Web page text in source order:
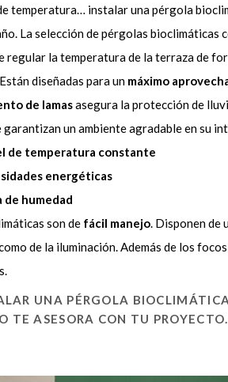
temperatura… instalar una pérgola
La selección de pérgolas bioclimáticas
regular la temperatura de la terraza de
diseñadas para un máximo
de lamasasegura la protección de
un ambiente agradable en su
de temperatura constante
energéticas
de humedad
son de fácil manejo. Disponen de
de la iluminación. Además de los
UNA PÉRGOLA
TE ASESORA CON TU